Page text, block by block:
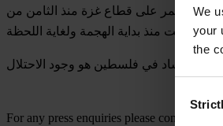
We
your
the
Selection
المستمر على قطاع غزة منذ الثامن من
الفساد في فلسطين هو وجود الاحتلال
For any press enquiries please contact